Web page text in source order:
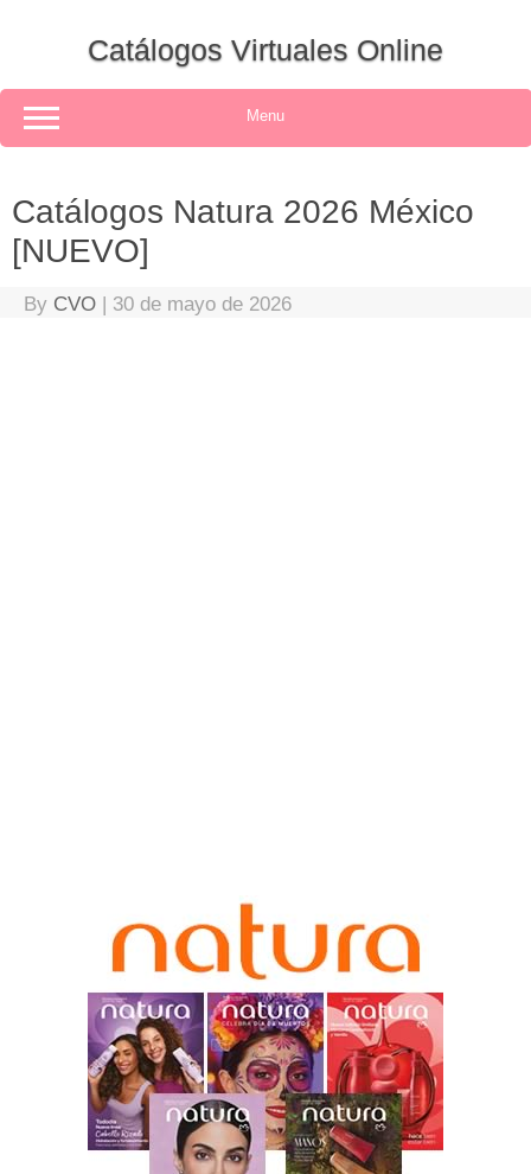
Catálogos Virtuales Online
Menu
Catálogos Natura 2026 México
[NUEVO]
By CVO | 30 de mayo de 2026